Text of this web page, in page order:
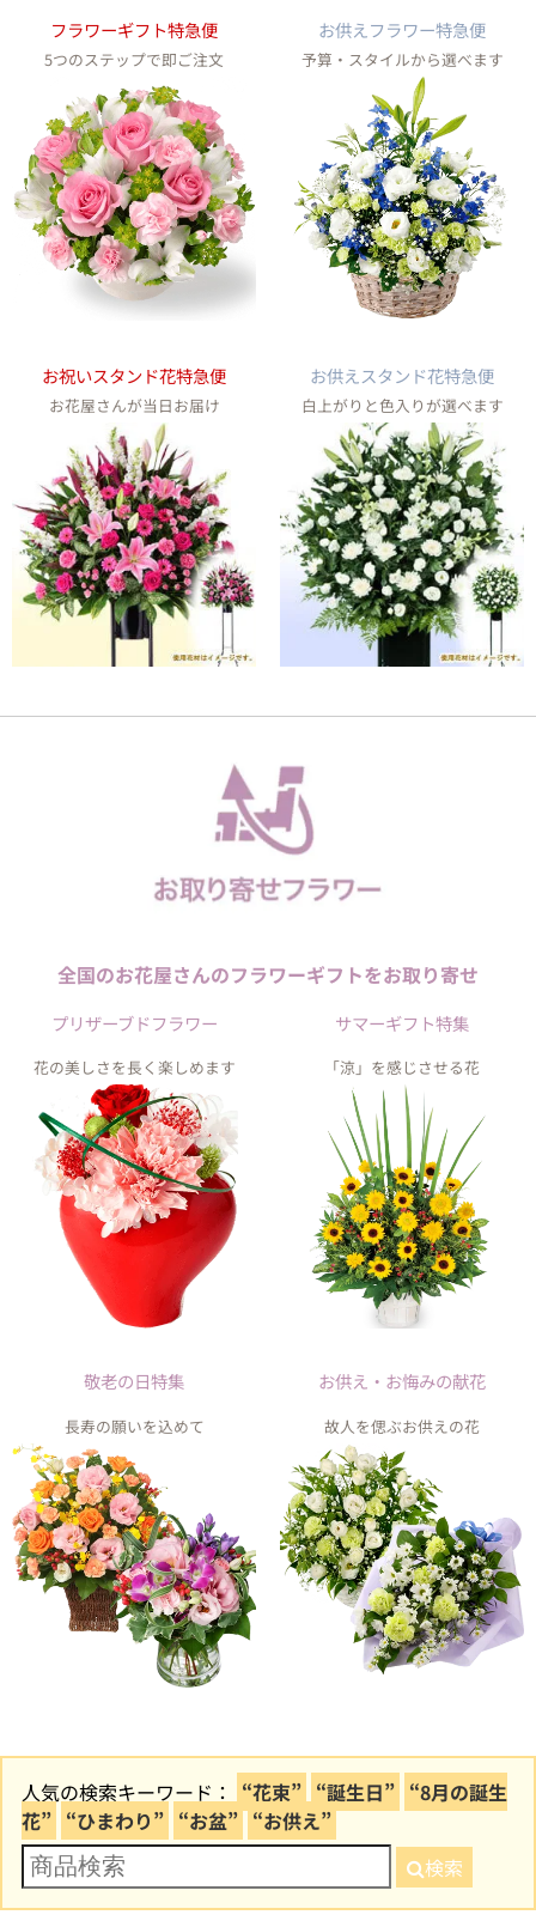
フラワーギフト特急便
5つのステップで即ご注文
お供えフラワー特急便
予算・スタイルから選べます
お祝いスタンド花特急便
お花屋さんが当日お届け
お供えスタンド花特急便
白上がりと色入りが選べます
全国のお花屋さんのフラワーギフトをお取り寄せ
プリザーブドフラワー
花の美しさを長く楽しめます
サマーギフト特集
「涼」を感じさせる花
敬老の日特集
長寿の願いを込めて
お供え・お悔みの献花
故人を偲ぶお供えの花
人気の検索キーワード： “花束” “誕生日” “8月の誕生
花” “ひまわり” “お盆” “お供え”